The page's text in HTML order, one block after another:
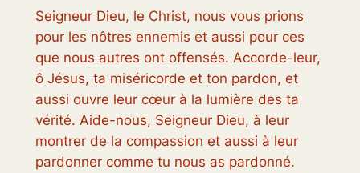
Seigneur Dieu, le Christ, nous vous prions
pour les nôtres ennemis et aussi pour ces
que nous autres ont offensés. Accorde-leur,
ô Jésus, ta miséricorde et ton pardon, et
aussi ouvre leur cœur à la lumière des ta
vérité. Aide-nous, Seigneur Dieu, à leur
montrer de la compassion et aussi à leur
pardonner comme tu nous as pardonné.